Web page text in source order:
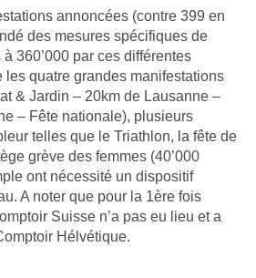
annoncées (contre 399 en
des mesures spécifiques de
360’000 par ces différentes
les quatre grandes manifestations
& Jardin – 20km de Lausanne –
– Fête nationale), plusieurs
telles que le Triathlon, la fête de
grève des femmes (40’000
ont nécessité un dispositif
A noter que pour la 1ère fois
Suisse n’a pas eu lieu et a
Hélvétique.